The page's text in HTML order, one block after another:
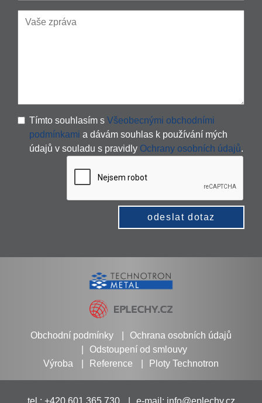
Tímto souhlasím s Všeobecnými obchodními
podmínkami a dávám souhlas k používání mých
údajů v souladu s pravidly Ochrany osobních údajů.
odeslat dotaz
Obchodní podmínky
Ochrana osobních údajů
Odstoupení od smlouvy
Výroba
Reference Ploty Technotron
tel.: +420 601 365 730 e-mail: info@eplechy.cz